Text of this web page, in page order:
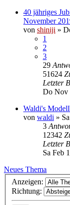
40 jähriges
November
von shiniji »
1
2
3
29
51624
Letzter
Do Nov
Waldi's
von waldi »
3
12342
Letzter
Sa Feb
Neues Thema
Anzeigen:
Richtung: